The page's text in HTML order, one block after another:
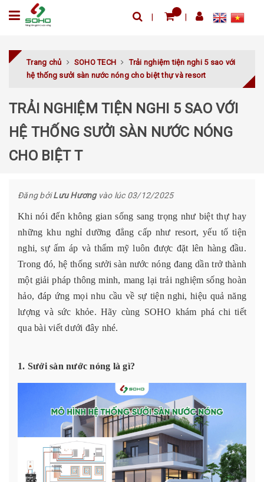
Trang chủ SOHO TECH
Trải nghiệm tiện nghi 5 sao với
hệ thống sưởi sàn nước nóng cho biệt thự và resort
TRẢI NGHIỆM TIỆN NGHI 5 SAO VỚI
HỆ THỐNG SƯỞI SÀN NƯỚC NÓNG
CHO BIỆT T
Đăng bởiLưu Hươngvào lúc 03/12/2025
Khi nói đến không gian sống sang trọng như biệt thự hay
những khu nghỉ dưỡng đẳng cấp như resort, yếu tố tiện
nghi, sự ấm áp và thẩm mỹ luôn được đặt lên hàng đầu.
Trong đó,hệ thống sưởi sàn nước nóng đang dần trở thành
một giải pháp thông minh, mang lại trải nghiệm sống hoàn
hảo, đáp ứng mọi nhu cầu về sự tiện nghi, hiệu quả năng
lượng và sức khỏe. Hãy cùng SOHO khám phá chi tiết
qua bài viết dưới đây nhé.
1. Sưởi sàn nước nóng là gì?